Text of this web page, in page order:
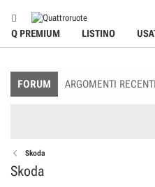
Q PREMIUM LISTINO
FORUM ARGOMENTI RECENTI
Skoda
Skoda